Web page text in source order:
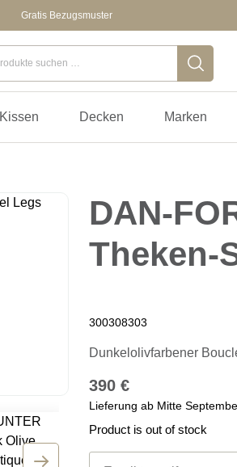
Gratis Bezugsmuster
Kissen Decken Marken
DAN-
Theken-
300308303
Dunkelolivfarbener
390 €
Lieferung ab Mitte
Product is out of stock